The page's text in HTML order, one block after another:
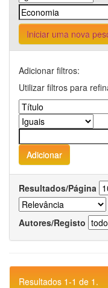
Iniciar uma nova
Adicionar filtros:
Utilizar filtros para
Resultados/Página
Autores/Registo
Resultados 1-1 de 1.